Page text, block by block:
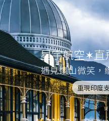
星宇航空✶直
遇見遠山微笑
重現印度